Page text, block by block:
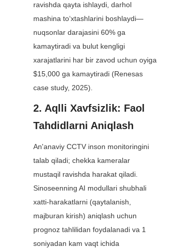
ravishda qayta ishlaydi, darhol
mashina to‘xtashlarini boshlaydi—
nuqsonlar darajasini 60% ga
kamaytiradi va bulut kengligi
xarajatlarini har bir zavod uchun oyiga
$15,000 ga kamaytiradi (Renesas
case study, 2025).
2. Aqlli Xavfsizlik: Faol
Tahdidlarni Aniqlash
An'anaviy CCTV inson monitoringini
talab qiladi; chekka kameralar
mustaqil ravishda harakat qiladi.
Sinoseenning AI modullari shubhali
xatti-harakatlarni (qaytalanish,
majburan kirish) aniqlash uchun
prognoz tahlilidan foydalanadi va 1
soniyadan kam vaqt ichida